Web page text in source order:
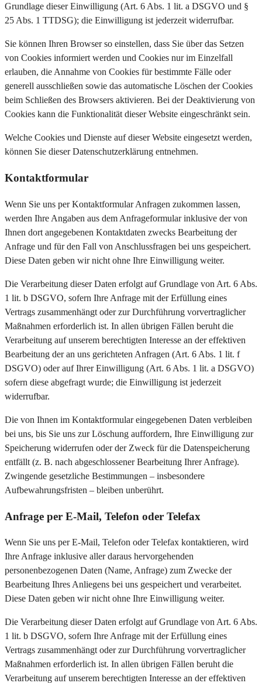
Grundlage dieser Einwilligung (Art. 6 Abs. 1 lit. a DSGVO und §
25 Abs. 1 TTDSG); die Einwilligung ist jederzeit widerrufbar.
Sie können Ihren Browser so einstellen, dass Sie über das Setzen
von Cookies informiert werden und Cookies nur im Einzelfall
erlauben, die Annahme von Cookies für bestimmte Fälle oder
generell ausschließen sowie das automatische Löschen der Cookies
beim Schließen des Browsers aktivieren. Bei der Deaktivierung von
Cookies kann die Funktionalität dieser Website eingeschränkt sein.
Welche Cookies und Dienste auf dieser Website eingesetzt werden,
können Sie dieser Datenschutzerklärung entnehmen.
Kontaktformular
Wenn Sie uns per Kontaktformular Anfragen zukommen lassen,
werden Ihre Angaben aus dem Anfrageformular inklusive der von
Ihnen dort angegebenen Kontaktdaten zwecks Bearbeitung der
Anfrage und für den Fall von Anschlussfragen bei uns gespeichert.
Diese Daten geben wir nicht ohne Ihre Einwilligung weiter.
Die Verarbeitung dieser Daten erfolgt auf Grundlage von Art. 6 Abs.
1 lit. b DSGVO, sofern Ihre Anfrage mit der Erfüllung eines
Vertrags zusammenhängt oder zur Durchführung vorvertraglicher
Maßnahmen erforderlich ist. In allen übrigen Fällen beruht die
Verarbeitung auf unserem berechtigten Interesse an der effektiven
Bearbeitung der an uns gerichteten Anfragen (Art. 6 Abs. 1 lit. f
DSGVO) oder auf Ihrer Einwilligung (Art. 6 Abs. 1 lit. a DSGVO)
sofern diese abgefragt wurde; die Einwilligung ist jederzeit
widerrufbar.
Die von Ihnen im Kontaktformular eingegebenen Daten verbleiben
bei uns, bis Sie uns zur Löschung auffordern, Ihre Einwilligung zur
Speicherung widerrufen oder der Zweck für die Datenspeicherung
entfällt (z. B. nach abgeschlossener Bearbeitung Ihrer Anfrage).
Zwingende gesetzliche Bestimmungen – insbesondere
Aufbewahrungsfristen – bleiben unberührt.
Anfrage per E-Mail, Telefon oder Telefax
Wenn Sie uns per E-Mail, Telefon oder Telefax kontaktieren, wird
Ihre Anfrage inklusive aller daraus hervorgehenden
personenbezogenen Daten (Name, Anfrage) zum Zwecke der
Bearbeitung Ihres Anliegens bei uns gespeichert und verarbeitet.
Diese Daten geben wir nicht ohne Ihre Einwilligung weiter.
Die Verarbeitung dieser Daten erfolgt auf Grundlage von Art. 6 Abs.
1 lit. b DSGVO, sofern Ihre Anfrage mit der Erfüllung eines
Vertrags zusammenhängt oder zur Durchführung vorvertraglicher
Maßnahmen erforderlich ist. In allen übrigen Fällen beruht die
Verarbeitung auf unserem berechtigten Interesse an der effektiven